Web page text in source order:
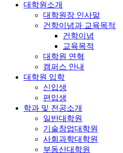
대학원소개
대학원장 인사말
건학이념과 교육목적
건학이념
교육목적
대학원 연혁
캠퍼스 안내
대학원 입학
신입생
편입생
학과 및 전공소개
일반대학원
기술창업대학원
사회과학대학원
부동산대학원